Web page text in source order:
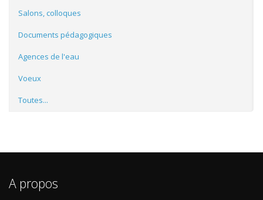
Salons, colloques
Documents pédagogiques
Agences de l'eau
Voeux
Toutes...
A propos